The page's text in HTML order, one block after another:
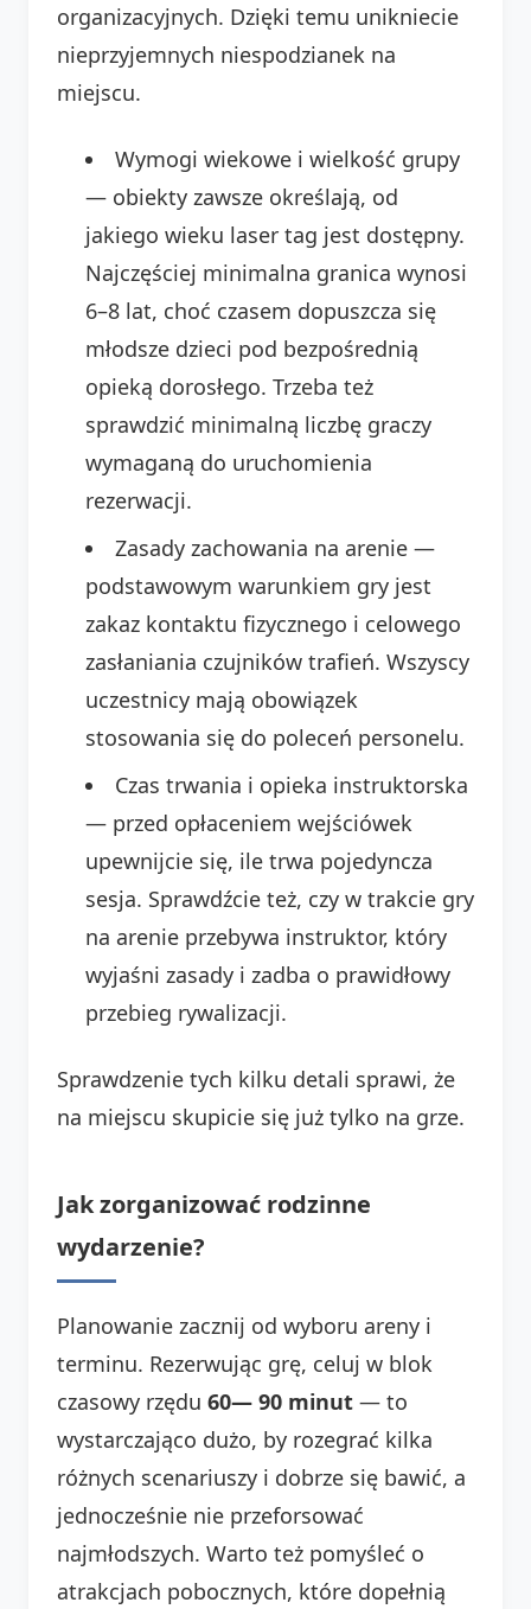
organizacyjnych. Dzięki temu unikniecie
nieprzyjemnych niespodzianek na
miejscu.
Wymogi wiekowe i wielkość grupy
— obiekty zawsze określają, od
jakiego wieku laser tag jest dostępny.
Najczęściej minimalna granica wynosi
6–8 lat, choć czasem dopuszcza się
młodsze dzieci pod bezpośrednią
opieką dorosłego. Trzeba też
sprawdzić minimalną liczbę graczy
wymaganą do uruchomienia
rezerwacji.
Zasady zachowania na arenie —
podstawowym warunkiem gry jest
zakaz kontaktu fizycznego i celowego
zasłaniania czujników trafień. Wszyscy
uczestnicy mają obowiązek
stosowania się do poleceń personelu.
Czas trwania i opieka instruktorska
— przed opłaceniem wejściówek
upewnijcie się, ile trwa pojedyncza
sesja. Sprawdźcie też, czy w trakcie gry
na arenie przebywa instruktor, który
wyjaśni zasady i zadba o prawidłowy
przebieg rywalizacji.
Sprawdzenie tych kilku detali sprawi, że
na miejscu skupicie się już tylko na grze.
Jak zorganizować rodzinne
wydarzenie?
Planowanie zacznij od wyboru areny i
terminu. Rezerwując grę, celuj w blok
czasowy rzędu 60— 90 minut — to
wystarczająco dużo, by rozegrać kilka
różnych scenariuszy i dobrze się bawić, a
jednocześnie nie przeforsować
najmłodszych. Warto też pomyśleć o
atrakcjach pobocznych, które dopełnią